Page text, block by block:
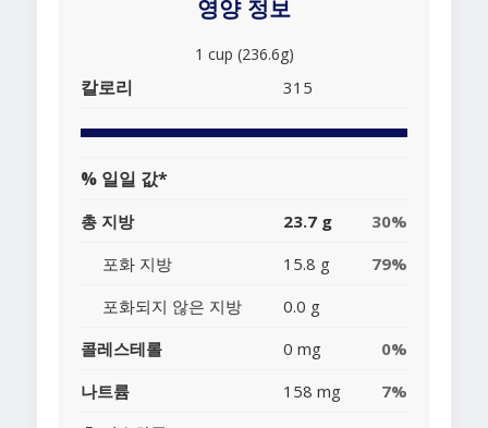
영양 정보
1 cup (236.6g)
칼로리 315
% 일일 값*
총 지방 23.7 g
30%
포화 지방
15.8 g
79%
포화되지 않은 지방
0.0 g
콜레스테롤
0 mg
0%
나트륨
158 mg
7%